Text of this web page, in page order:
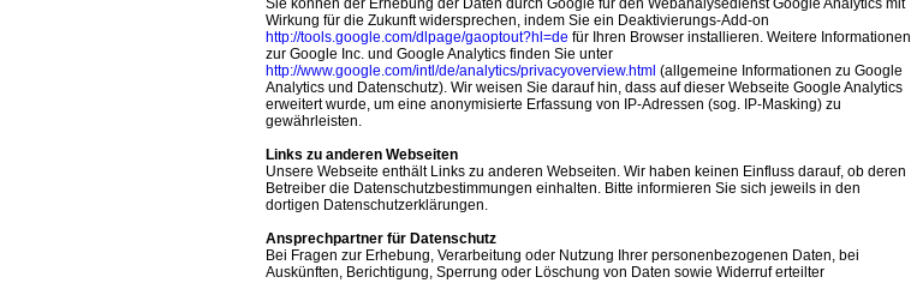
Sie können der Erhebung der Daten durch Google für den Webanalysedienst Google Analytics mit
Wirkung für die Zukunft widersprechen, indem Sie ein Deaktivierungs-Add-on
http://tools.google.com/dlpage/gaoptout?hl=de für Ihren Browser installieren. Weitere Informationen
zur Google Inc. und Google Analytics finden Sie unter
http://www.google.com/intl/de/analytics/privacyoverview.html (allgemeine Informationen zu Google
Analytics und Datenschutz). Wir weisen Sie darauf hin, dass auf dieser Webseite Google Analytics
erweitert wurde, um eine anonymisierte Erfassung von IP-Adressen (sog. IP-Masking) zu
gewährleisten.
Links zu anderen Webseiten
Unsere Webseite enthält Links zu anderen Webseiten. Wir haben keinen Einfluss darauf, ob deren
Betreiber die Datenschutzbestimmungen einhalten. Bitte informieren Sie sich jeweils in den
dortigen Datenschutzerklärungen.
Ansprechpartner für Datenschutz
Bei Fragen zur Erhebung, Verarbeitung oder Nutzung Ihrer personenbezogenen Daten, bei
Auskünften, Berichtigung, Sperrung oder Löschung von Daten sowie Widerruf erteilter